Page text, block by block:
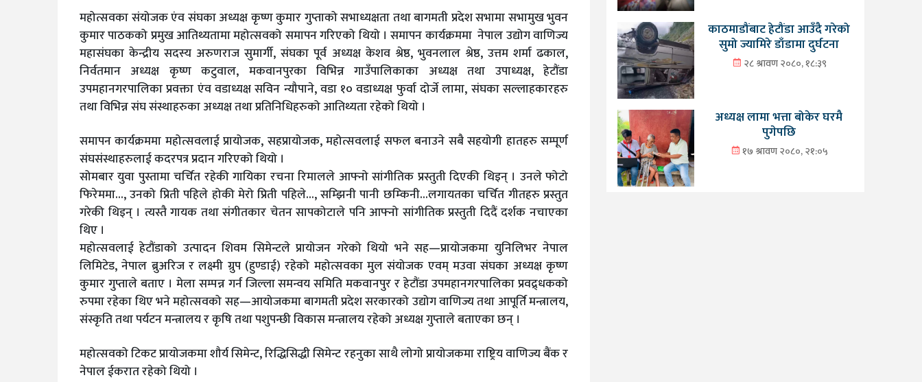
महोत्सवका संयोजक एंव संघका अध्यक्ष कृष्ण कुमार गुप्ताको सभाध्यक्षता तथा बागमती प्रदेश सभामा सभामुख भुवन
कुमार पाठकको प्रमुख आतिथ्यतामा महोत्सवको समापन गरिएको थियो । समापन कार्यक्रममा नेपाल उद्योग वाणिज्य
महासंघका केन्द्रीय सदस्य अरुणराज सुमार्गी, संघका पूर्व अध्यक्ष केशव श्रेष्ठ, भुवनलाल श्रेष्ठ, उत्तम शर्मा ढकाल,
निर्वतमान अध्यक्ष कृष्ण कटुवाल, मकवानपुरका विभिन्न गाउँपालिकाका अध्यक्ष तथा उपाध्यक्ष, हेटौंडा
उपमहानगरपालिका प्रवक्ता एंव वडाध्यक्ष सविन न्यौपाने, वडा १० वडाध्यक्ष फुर्वा दोर्जे लामा, संघका सल्लाहकारहरु
तथा विभिन्न संघ संस्थाहरुका अध्यक्ष तथा प्रतिनिधिहरुको आतिथ्यता रहेको थियो ।
समापन कार्यक्रममा महोत्सवलाई प्रायोजक, सहप्रायोजक, महोत्सवलाई सफल बनाउने सबै सहयोगी हातहरु सम्पूर्ण
संघसंस्थाहरुलाई कदरपत्र प्रदान गरिएको थियो ।
सोमबार युवा पुस्तामा चर्चित रहेकी गायिका रचना रिमालले आफ्नो सांगीतिक प्रस्तुती दिएकी थिइन् । उनले फोटो
फिरेममा…, उनको प्रिती पहिले होकी मेरो प्रिती पहिले…, सम्झिनी पानी छम्किनी…लगायतका चर्चित गीतहरु प्रस्तुत
गरेकी थिइन् । त्यस्तै गायक तथा संगीतकार चेतन सापकोटाले पनि आफ्नो सांगीतिक प्रस्तुती दिदैं दर्शक नचाएका
थिए ।
महोत्सवलाई हेटौंडाको उत्पादन शिवम सिमेन्टले प्रायोजन गरेको थियो भने सह—प्रायोजकमा युनिलिभर नेपाल
लिमिटेड, नेपाल ब्रुअरिज र लक्ष्मी ग्रुप (हुण्डाई) रहेको महोत्सवका मुल संयोजक एवम् मउवा संघका अध्यक्ष कृष्ण
कुमार गुप्ताले बताए । मेला सम्पन्न गर्न जिल्ला समन्वय समिति मकवानपुर र हेटौंडा उपमहानगरपालिका प्रवद्र्धकको
रुपमा रहेका थिए भने महोत्सवको सह—आयोजकमा बागमती प्रदेश सरकारको उद्योग वाणिज्य तथा आपूर्ति मन्त्रालय,
संस्कृति तथा पर्यटन मन्त्रालय र कृषि तथा पशुपन्छी विकास मन्त्रालय रहेको अध्यक्ष गुप्ताले बताएका छन् ।
महोत्सवको टिकट प्रायोजकमा शौर्य सिमेन्ट, रिद्धिसिद्धी सिमेन्ट रहनुका साथै लोगो प्रायोजकमा राष्ट्रिय वाणिज्य बैंक र
नेपाल ईकरात रहेको थियो ।
काठमाडौंबाट हेटौंडा आउँदै गरेको
सुमो ज्यामिरे डाँडामा दुर्घटना
२८ श्रावण २०८०, १८:३९
अध्यक्ष लामा भत्ता बोकेर घरमै
पुगेपछि
१७ श्रावण २०८०, २१:०५